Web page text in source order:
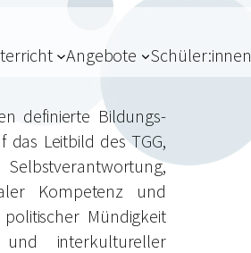
Angebote Schüler:innen
definierte Bildungs-
Leitbild des TGG,
Kompetenz und
Mündigkeit
und interkultureller